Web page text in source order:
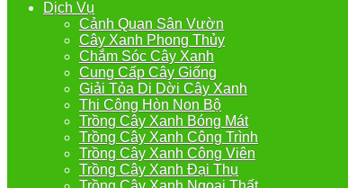
Dịch Vụ
Cảnh Quan Sân Vườn
Cây Xanh Phong Thủy
Chắm Sóc Cây Xanh
Cung Cấp Cây Giống
Giải Tỏa Di Dời Cây Xanh
Thi Công Hòn Non Bộ
Trồng Cây Xanh Bóng Mát
Trồng Cây Xanh Công Trình
Trồng Cây Xanh Công Viên
Trồng Cây Xanh Đại Thụ